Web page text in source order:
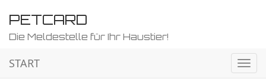
PETCARD
Die Meldestelle für Ihr Haustier!
ein-/
START